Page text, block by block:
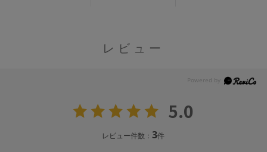
レビュー
5.0
レビュー件数：3件